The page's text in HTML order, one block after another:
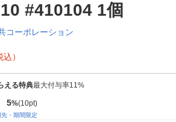
#410104 1個
コーポレーション
込）
える特典最大付与率11%
5%(10pt)
先・期間限定